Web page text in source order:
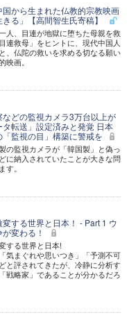
から生まれた仏教的宗教映画
きる」【高間智生氏寄稿】
人、目連が地獄に堕ちた母親を救
連救母」をヒントに、現代中国人
、仏陀の救いを求める切なる願い
映画。
どの監視カメラ3万台以上が
タ転送」設定済みと発覚 日本
「監視の目」構築に警戒を
の監視カメラが「韓国製」と偽っ
に納入されていたことが大きな問
す。
変する世界と日本！ - Part 1 ウ
変わる！
する世界と日本!
気まぐれや思いつき」「予測不可
と評されてきたが、冷静に分析す
戦略家」であることが分かるだろ